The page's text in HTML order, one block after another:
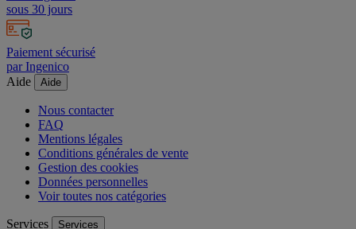
Retour gratuit
sous 30 jours
Paiement sécurisé
par Ingenico
Nous contacter
FAQ
Mentions légales
Conditions générales de vente
Gestion des cookies
Données personnelles